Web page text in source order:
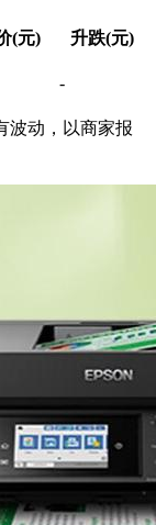
(元) 升跌(元)
-
波动，以商家报